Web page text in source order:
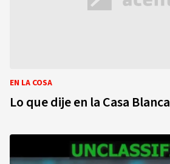
EN LA COSA
Lo que dije en la Casa Blanca